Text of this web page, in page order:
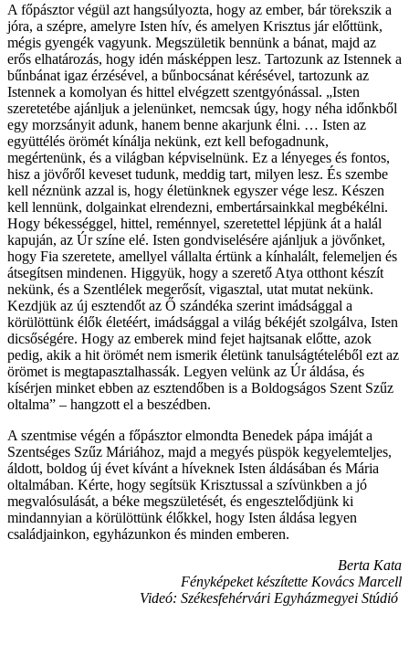
A főpásztor végül azt hangsúlyozta, hogy az ember, bár törekszik a
jóra, a szépre, amelyre Isten hív, és amelyen Krisztus jár előttünk,
mégis gyengék vagyunk. Megszületik bennünk a bánat, majd az
erős elhatározás, hogy idén másképpen lesz. Tartozunk az Istennek a
bűnbánat igaz érzésével, a bűnbocsánat kérésével, tartozunk az
Istennek a komolyan és hittel elvégzett szentgyónással. „Isten
szeretetébe ajánljuk a jelenünket, nemcsak úgy, hogy néha időnkből
egy morzsányit adunk, hanem benne akarjunk élni. … Isten az
együttélés örömét kínálja nekünk, ezt kell befogadnunk,
megértenünk, és a világban képviselnünk. Ez a lényeges és fontos,
hisz a jövőről keveset tudunk, meddig tart, milyen lesz. És szembe
kell néznünk azzal is, hogy életünknek egyszer vége lesz. Készen
kell lennünk, dolgainkat elrendezni, embertársainkkal megbékélni.
Hogy békességgel, hittel, reménnyel, szeretettel lépjünk át a halál
kapuján, az Úr színe elé. Isten gondviselésére ajánljuk a jövőnket,
hogy Fia szeretete, amellyel vállalta értünk a kínhalált, felemeljen és
átsegítsen mindenen. Higgyük, hogy a szerető Atya otthont készít
nekünk, és a Szentlélek megerősít, vigasztal, utat mutat nekünk.
Kezdjük az új esztendőt az Ő szándéka szerint imádsággal a
körülöttünk élők életéért, imádsággal a világ békéjét szolgálva, Isten
dicsőségére. Hogy az emberek mind fejet hajtsanak előtte, azok
pedig, akik a hit örömét nem ismerik életünk tanulságtételéből ezt az
örömet is megtapasztalhassák. Legyen velünk az Úr áldása, és
kísérjen minket ebben az esztendőben is a Boldogságos Szent Szűz
oltalma” – hangzott el a beszédben.
A szentmise végén a főpásztor elmondta Benedek pápa imáját a
Szentséges Szűz Máriához, majd a megyés püspök kegyelemteljes,
áldott, boldog új évet kívánt a híveknek Isten áldásában és Mária
oltalmában. Kérte, hogy segítsük Krisztussal a szívünkben a jó
megvalósulását, a béke megszületését, és engesztelődjünk ki
mindannyian a körülöttünk élőkkel, hogy Isten áldása legyen
családjainkon, egyházunkon és minden emberen.
Berta Kata
Fényképeket készítette Kovács Marcell
Videó: Székesfehérvári Egyházmegyei Stúdió